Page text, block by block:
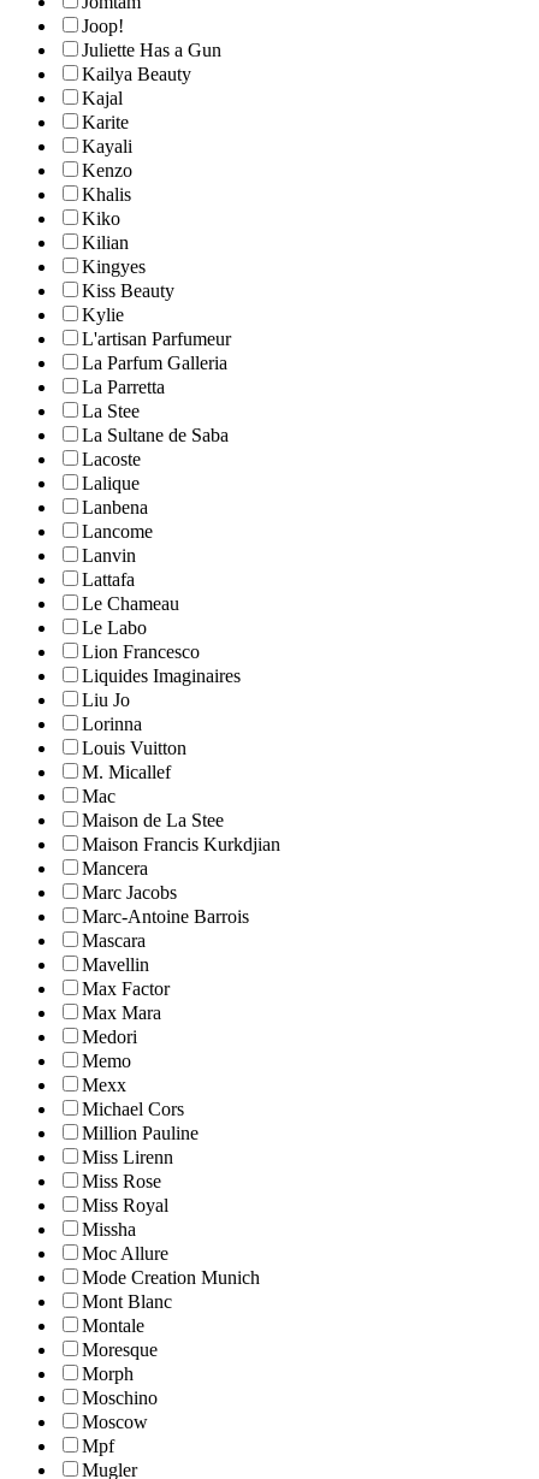
Joop!
Juliette Has a Gun
Kailya Beauty
Kajal
Karite
Kayali
Kenzo
Khalis
Kiko
Kilian
Kingyes
Kiss Beauty
Kylie
L'artisan Parfumeur
La Parfum Galleria
La Parretta
La Stee
La Sultane de Saba
Lacoste
Lalique
Lanbena
Lancome
Lanvin
Lattafa
Le Chameau
Le Labo
Lion Francesco
Liquides Imaginaires
Liu Jo
Lorinna
Louis Vuitton
M. Micallef
Mac
Maison de La Stee
Maison Francis Kurkdjian
Mancera
Marc Jacobs
Marc-Antoine Barrois
Mascara
Mavellin
Max Factor
Max Mara
Medori
Memo
Mexx
Michael Cors
Million Pauline
Miss Lirenn
Miss Rose
Miss Royal
Missha
Moc Allure
Mode Creation Munich
Mont Blanc
Montale
Moresque
Morph
Moschino
Moscow
Mpf
Mugler